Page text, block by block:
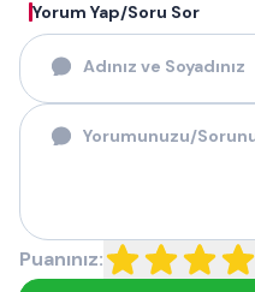
Yorum Yap/Soru Sor
Puanınız: